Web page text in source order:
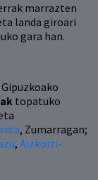
marrazten
landa giroari
gara han.
topatuko
, Zumarragan;
, Aizkorri-